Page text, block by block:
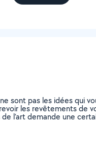
sont pas les idées qui
les revêtements de
l’art demande une